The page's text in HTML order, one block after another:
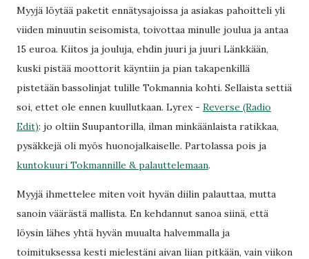
Myyjä löytää paketit ennätysajoissa ja asiakas pahoitteli yli
viiden minuutin seisomista, toivottaa minulle joulua ja antaa
15 euroa. Kiitos ja jouluja, ehdin juuri ja juuri Länkkään,
kuski pistää moottorit käyntiin ja pian takapenkillä
pistetään bassolinjat tulille Tokmannia kohti. Sellaista settiä
soi, ettet ole ennen kuullutkaan. Lyrex - Reverse (Radio
Edit): jo oltiin Suupantorilla, ilman minkäänlaista ratikkaa,
pysäkkejä oli myös huonojalkaiselle. Partolassa pois ja
kuntokuuri Tokmannille & palauttelemaan.
Myyjä ihmettelee miten voit hyvän diilin palauttaa, mutta
sanoin väärästä mallista. En kehdannut sanoa siinä, että
löysin lähes yhtä hyvän muualta halvemmalla ja
toimituksessa kesti mielestäni aivan liian pitkään, vain viikon